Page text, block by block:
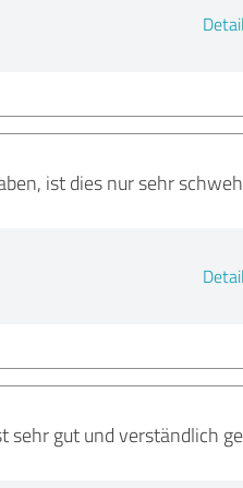
ist dies nur sehr
sehr gut und verständlich